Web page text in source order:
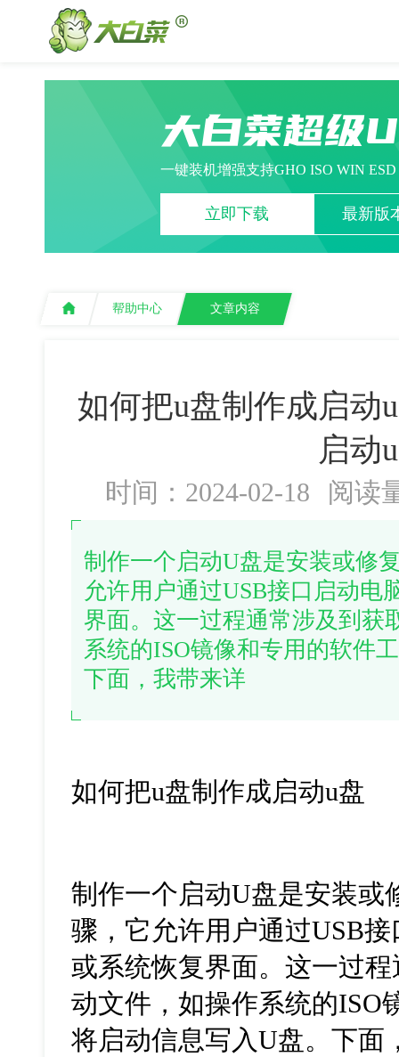
大白菜超级
一键装机增强支持GHO ISO WIN
立即下载 最新版
帮助中心 文章内容
如何把u盘制作成启动
启动
时间：2024-02-18 阅读
制作一个启动U盘是安装或修
允许用户通过USB接口启动电
界面。这一过程通常涉及到获
系统的ISO镜像和专用的软件
下面，我带来详
如何把u盘制作成启动u盘
制作一个启动U盘是安装或
骤，它允许用户通过USB
或系统恢复界面。这一过
动文件，如操作系统的ISO
将启动信息写入U盘。下面